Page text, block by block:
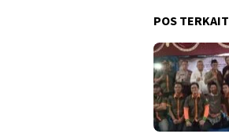
POS TERKAIT